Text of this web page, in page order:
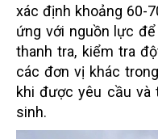
xác định khoảng 60-
ứng với nguồn lực
thanh tra, kiểm tra
các đơn vị khác
khi được yêu cầu và
sinh.